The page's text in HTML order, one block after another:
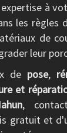
à
les règles
de
leur
de pose,
et
,
gratuit et